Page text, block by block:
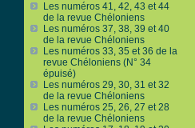
Les numéros 41, 42, 43 et 44
de la revue Chéloniens
Les numéros 37, 38, 39 et 40
de la revue Chéloniens
Les numéros 33, 35 et 36 de la
revue Chéloniens (N° 34
épuisé)
Les numéros 29, 30, 31 et 32
de la revue Chéloniens
Les numéros 25, 26, 27 et 28
de la revue Chéloniens